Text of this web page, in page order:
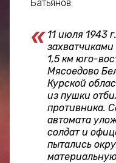
Батьянов:
11 июля 1943
1,5 км юго-
Мясоедово
Курской
из пушки
противника.
автомата
солдат и
пытались